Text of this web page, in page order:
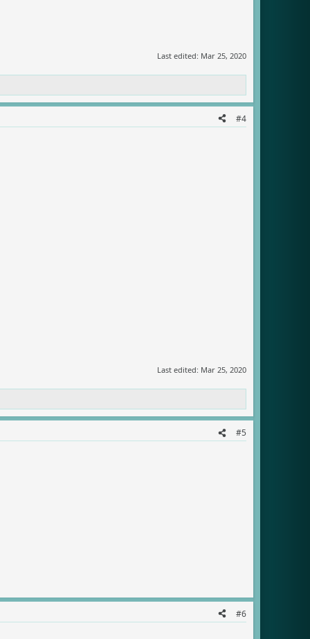
Last edited: Mar 25, 2020
#4
Last edited: Mar 25, 2020
#5
#6